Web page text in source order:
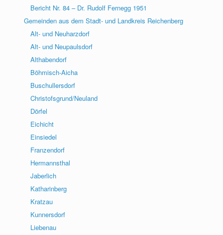
Bericht Nr. 84 – Dr. Rudolf Fernegg 1951
Gemeinden aus dem Stadt- und Landkreis Reichenberg
Alt- und Neuharzdorf
Alt- und Neupaulsdorf
Althabendorf
Böhmisch-Aicha
Buschullersdorf
Christofsgrund/Neuland
Dörfel
Eichicht
Einsiedel
Franzendorf
Hermannsthal
Jaberlich
Katharinberg
Kratzau
Kunnersdorf
Liebenau